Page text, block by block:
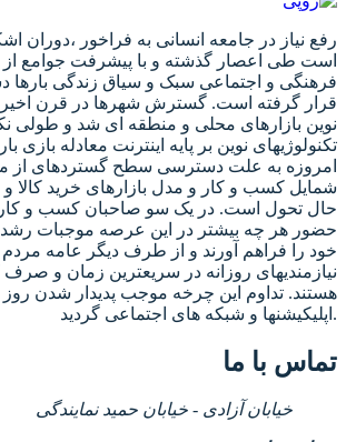
رفع نیاز در جامعه انسانی به فراخور ،دوران
است طی اعصار گذشته و با پیشرفت جوامع
فرهنگی و اجتماعی سبک و سیاق زندگی بارها
قرار گرفته است. گسترش شهرها در قرن
نوین بازارهای محلی و منطقه ای شد و طولی
تکنولوژیهای نوین بر پایه اینترنت معادله بازی
امروزه به علت دسترسی سطح گستردهای از
شمایل کسب و کار و مدل بازارهای خرید کالا
حال تحول است. در یک سو صاحبان کسب و کارها
حضور هر چه بیشتر در این عرصه موجبات رشد
خود را فراهم آورند و از طرف دیگر عامه مردم
نیازمندیهای روزانه در سریعترین زمان و صرف
هستند. تداوم این چرخه موجب پدیدار شدن روز
اپلیکیشنها و شبکه های اجتماعی گردید.
تماس با ما
خیابان آزادی - خیابان حمید نمایندگی